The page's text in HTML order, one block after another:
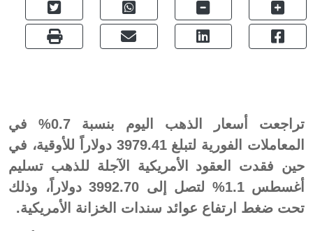
تراجعت أسعار الذهب اليوم بنسبة 0.7% في
المعاملات الفورية لتبلغ 3979.41 دولاراً للأوقية، في
حين فقدت العقود الأمريكية الآجلة للذهب تسليم
أغسطس 1.1% لتصل إلى 3992.70 دولاراً، وذلك
تحت ضغط ارتفاع عوائد سندات الخزانة الأمريكية.